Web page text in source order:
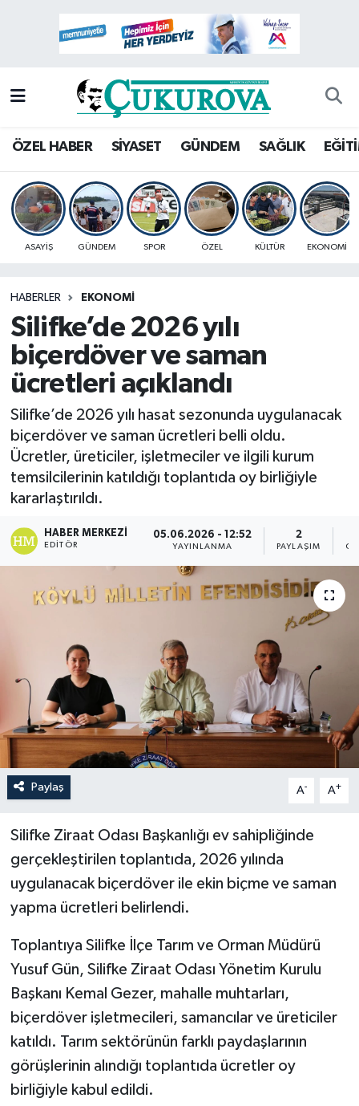
ÖZEL HABER SİYASET GÜNDEM SAĞLIK
ASAYİŞ GÜNDEM SPOR ÖZEL KÜLTÜR EKONOMİ
HABERLER EKONOMİ
Silifke’de 2026 yılı
biçerdöver ve saman
ücretleri açıklandı
Silifke’de 2026 yılı hasat sezonunda uygulanacak
biçerdöver ve saman ücretleri belli oldu.
Ücretler, üreticiler, işletmeciler ve ilgili kurum
temsilcilerinin katıldığı toplantıda oy birliğiyle
kararlaştırıldı.
HABER MERKEZI
EDITÖR
05.06.2026 - 12:52
YAYINLANMA
2
PAYLAŞIM
Paylaş A- A+
Silifke Ziraat Odası Başkanlığı ev sahipliğinde
gerçekleştirilen toplantıda, 2026 yılında
uygulanacak biçerdöver ile ekin biçme ve saman
yapma ücretleri belirlendi.
Toplantıya Silifke İlçe Tarım ve Orman Müdürü
Yusuf Gün, Silifke Ziraat Odası Yönetim Kurulu
Başkanı Kemal Gezer, mahalle muhtarları,
biçerdöver işletmecileri, samancılar ve üreticiler
katıldı. Tarım sektörünün farklı paydaşlarının
görüşlerinin alındığı toplantıda ücretler oy
birliğiyle kabul edildi.
Mersin Hava Durumu
Mersin Namaz Vakitleri
Mersin Trafik Yoğunluk Haritası
Süper Lig Puan Durumu ve Fikstür
Haber Arşivi